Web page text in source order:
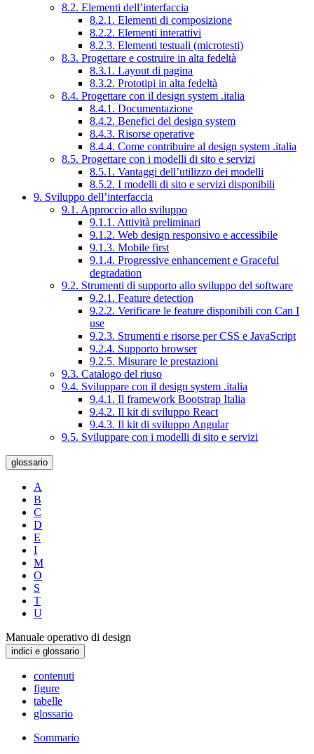
8.2. Elementi dell’interfaccia
8.2.1. Elementi di composizione
8.2.2. Elementi interattivi
8.2.3. Elementi testuali (microtesti)
8.3. Progettare e costruire in alta fedeltà
8.3.1. Layout di pagina
8.3.2. Prototipi in alta fedeltà
8.4. Progettare con il design system .italia
8.4.1. Documentazione
8.4.2. Benefici del design system
8.4.3. Risorse operative
8.4.4. Come contribuire al design system .italia
8.5. Progettare con i modelli di sito e servizi
8.5.1. Vantaggi dell’utilizzo dei modelli
8.5.2. I modelli di sito e servizi disponibili
9. Sviluppo dell’interfaccia
9.1. Approccio allo sviluppo
9.1.1. Attività preliminari
9.1.2. Web design responsivo e accessibile
9.1.3. Mobile first
9.1.4. Progressive enhancement e Graceful
degradation
9.2. Strumenti di supporto allo sviluppo del software
9.2.1. Feature detection
9.2.2. Verificare le feature disponibili con Can I
use
9.2.3. Strumenti e risorse per CSS e JavaScript
9.2.4. Supporto browser
9.2.5. Misurare le prestazioni
9.3. Catalogo del riuso
9.4. Sviluppare con il design system .italia
9.4.1. Il framework Bootstrap Italia
9.4.2. Il kit di sviluppo React
9.4.3. Il kit di sviluppo Angular
9.5. Sviluppare con i modelli di sito e servizi
glossario
A
B
C
D
E
I
M
O
S
T
U
Manuale operativo di design
indici e glossario
contenuti
figure
tabelle
glossario
Sommario